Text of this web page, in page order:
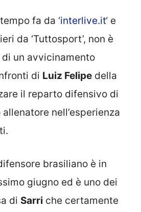
fa da ‘interlive.it‘ e
da ‘Tuttosport’, non è
un avvicinamento
di Luiz Felipe della
il reparto difensivo di
allenatore nell’esperienza
brasiliano è in
giugno ed è uno dei
di Sarri che certamente